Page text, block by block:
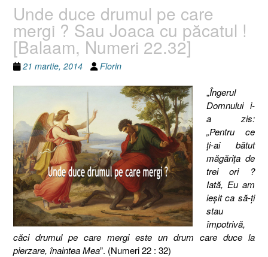
Unde duce drumul pe care
mergi ? Sau Joaca cu păcatul !
[Balaam, Numeri 22.32]
21 martie, 2014 Florin
„Îngerul
Domnului i-
a zis:
„Pentru ce
ţi-ai bătut
măgăriţa de
trei ori ?
Iată, Eu am
ieşit ca să-ţi
stau
împotrivă,
căci drumul pe care mergi este un drum care duce la
pierzare, înaintea Mea”. (Numeri 22 : 32)